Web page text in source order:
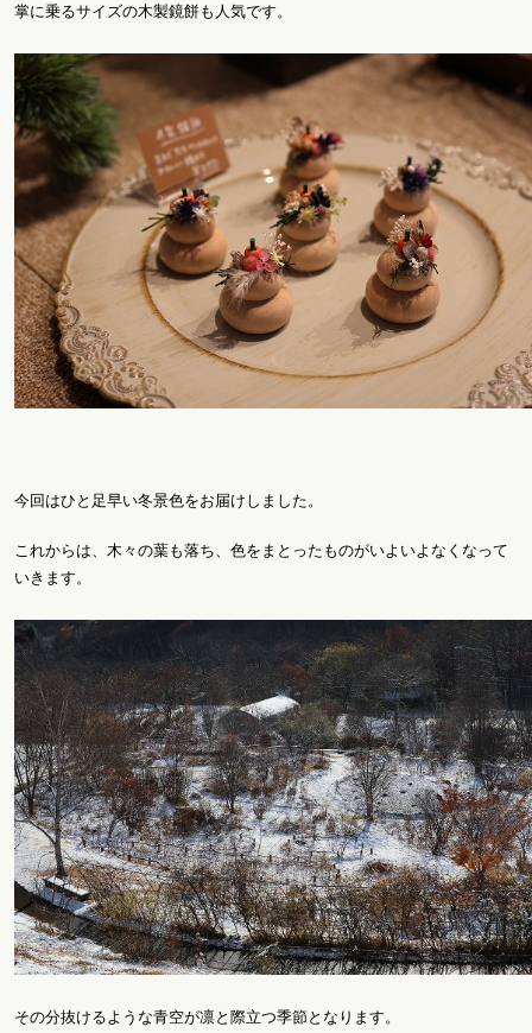
掌に乗るサイズの木製鏡餅も人気です。
今回はひと足早い冬景色をお届けしました。
これからは、木々の葉も落ち、色をまとったものがいよいよなくなって
いきます。
その分抜けるような青空が凛と際立つ季節となります。